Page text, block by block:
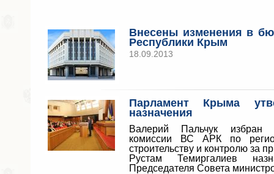
Внесены изменения в
Республики Крым
18.09.2013
Парламент Крыма
назначения
Валерий Пальчук избран
комиссии ВС АРК по
строительству и контролю за
Рустам Темиргалиев
Председателя Совета